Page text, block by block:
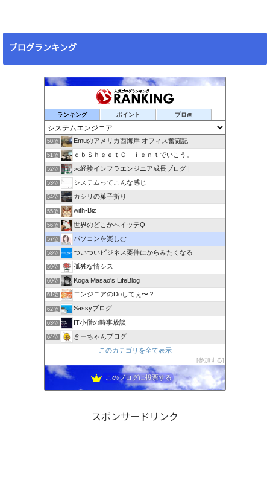
ブログランキング
ランキング ポイント ブロ画
50位 Emuのアメリカ西海岸 オフィス奮闘記
51位 ｄｂＳｈｅｅｔＣｌｉｅｎｔでいこう。
52位 未経験インフラエンジニア成長ブログ |
53位 システムってこんな感じ
54位 カシリの菓子折り
55位 with-Biz
56位 世界のどこかへイッテQ
57位 パソコンを楽しむ
58位 ついついビジネス要件にからみたくなる
59位 孤独な情シス
60位 Koga Masao's LifeBlog
61位 エンジニアのDoしてぇ〜？
62位 Sassyブログ
63位 IT小僧の時事放談
64位
きーちゃんブログ
このカテゴリを全て表示
参加する
このブログに投票する
スポンサードリンク